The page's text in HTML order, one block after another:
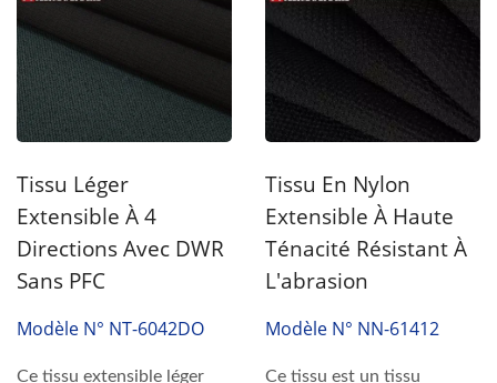
Tissu Léger
Extensible À 4
Directions Avec DWR
Sans PFC
Modèle N° NT-6042DO
Ce tissu extensible léger
Tissu En Nylon
Extensible À Haute
Ténacité Résistant À
L'abrasion
Modèle N° NN-61412
Ce tissu est un tissu